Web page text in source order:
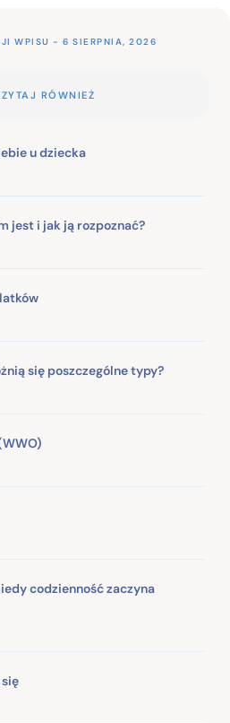
WPISU - 6 SIERPNIA, 2026
RÓWNIEŻ
u dziecka
jest i jak ją rozpoznać?
się poszczególne typy?
codzienność zaczyna